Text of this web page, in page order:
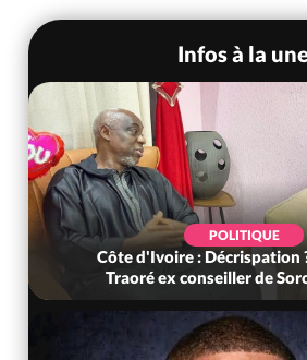
Infos à la
POLITIQUE
Côte d'Ivoire : Décrispation
Traoré ex conseiller de